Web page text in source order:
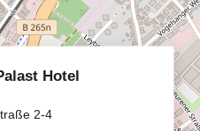
Hotel
2-4